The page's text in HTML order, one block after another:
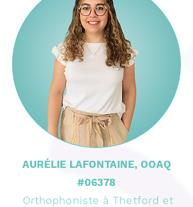
AURÉLIE LAFONTAINE, OOAQ
#06378
Orthophoniste à Thetford et